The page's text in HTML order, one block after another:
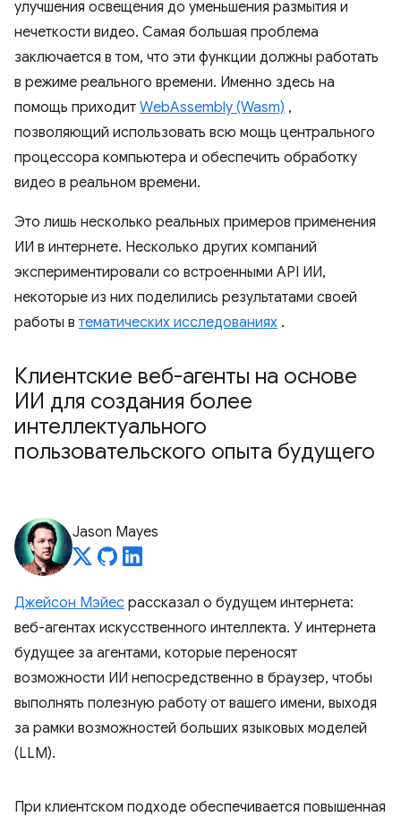
улучшения освещения до уменьшения размытия и
нечеткости видео. Самая большая проблема
заключается в том, что эти функции должны работать
в режиме реального времени. Именно здесь на
помощь приходит WebAssembly (Wasm) ,
позволяющий использовать всю мощь центрального
процессора компьютера и обеспечить обработку
видео в реальном времени.
Это лишь несколько реальных примеров применения
ИИ в интернете. Несколько других компаний
экспериментировали со встроенными API ИИ,
некоторые из них поделились результатами своей
работы в тематических исследованиях .
Клиентские веб-агенты на основе
ИИ для создания более
интеллектуального
пользовательского опыта будущего
Jason Mayes
Джейсон Мэйес рассказал о будущем интернета:
веб-агентах искусственного интеллекта. У интернета
будущее за агентами, которые переносят
возможности ИИ непосредственно в браузер, чтобы
выполнять полезную работу от вашего имени, выходя
за рамки возможностей больших языковых моделей
(LLM).
При клиентском подходе обеспечивается повышенная